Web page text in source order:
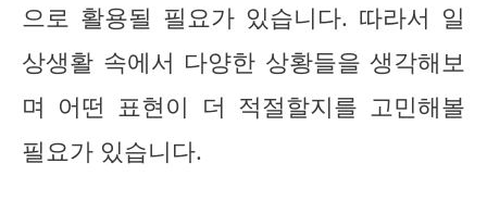
으로 활용될 필요가 있습니다. 따라서 일
상생활 속에서 다양한 상황들을 생각해보
며 어떤 표현이 더 적절할지를 고민해볼
필요가 있습니다.